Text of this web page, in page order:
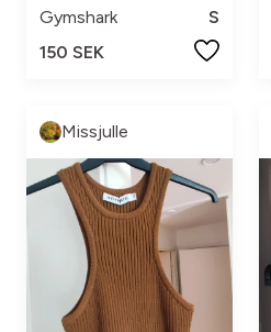
Gymshark
S
150 SEK
Missjulle